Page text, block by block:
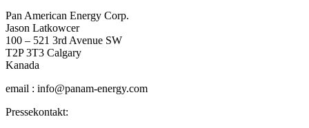
Pan American Energy Corp.
Jason Latkowcer
100 – 521 3rd Avenue SW
T2P 3T3 Calgary
Kanada
email : info@panam-energy.com
Pressekontakt: